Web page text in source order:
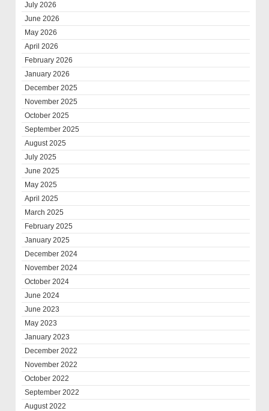
July 2026
June 2026
May 2026
April 2026
February 2026
January 2026
December 2025
November 2025
October 2025
September 2025
August 2025
July 2025
June 2025
May 2025
April 2025
March 2025
February 2025
January 2025
December 2024
November 2024
October 2024
June 2024
June 2023
May 2023
January 2023
December 2022
November 2022
October 2022
September 2022
August 2022